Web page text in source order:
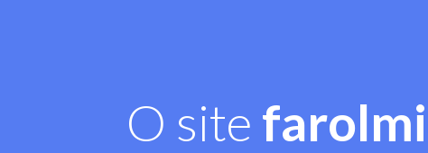
O site